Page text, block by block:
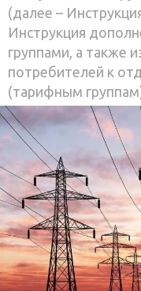
(далее –
Инструкция
группами, а также
потребителей к
(тарифным